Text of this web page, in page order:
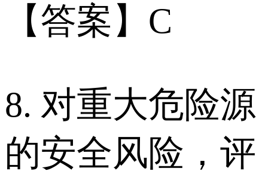
【答案】C
8. 对重大危险源
的安全风险，评